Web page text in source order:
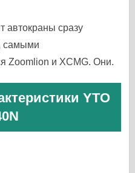
автокраны сразу
самыми
Zoomlion и XCMG. Они.
YTO